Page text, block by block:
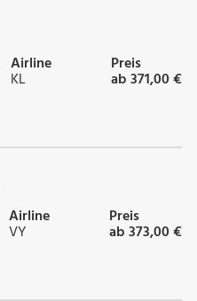
Airline
KL
Preis
ab 371,00 €
Airline
VY
Preis
ab 373,00 €